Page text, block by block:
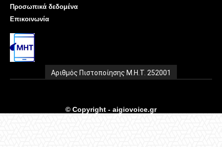
Προσωπικά δεδομένα
Επικοινωνία
Αριθμός Πιστοποίησης Μ.Η.Τ. 252001
© Copyright - aigiovoice.gr